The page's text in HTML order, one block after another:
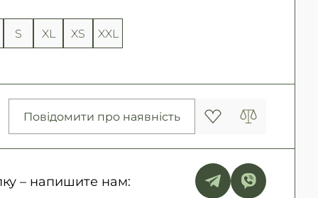
S XL XS
XXL
Повідомити про наявність
– напишите нам: